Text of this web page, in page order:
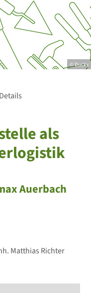
© Ducky
als
Auerbach
Matthias Richter